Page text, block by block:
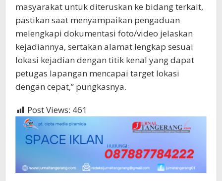
masyarakat untuk diteruskan ke bidang terkait,
pastikan saat menyampaikan pengaduan
melengkapi dokumentasi foto/video jelaskan
kejadiannya, sertakan alamat lengkap sesuai
lokasi kejadian dengan titik kenal yang dapat
petugas lapangan mencapai target lokasi
dengan cepat,” pungkasnya.
Post Views: 461